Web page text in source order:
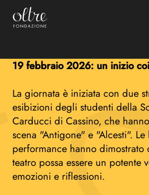
Tra palco e
19 febbraio 2026: un inizio
La giornata è iniziata con due
esibizioni degli studenti della
Carducci di Cassino, che
scena "Antigone" e "Alcesti".
performance hanno dimostrato
teatro possa essere un potente
emozioni e riflessioni.